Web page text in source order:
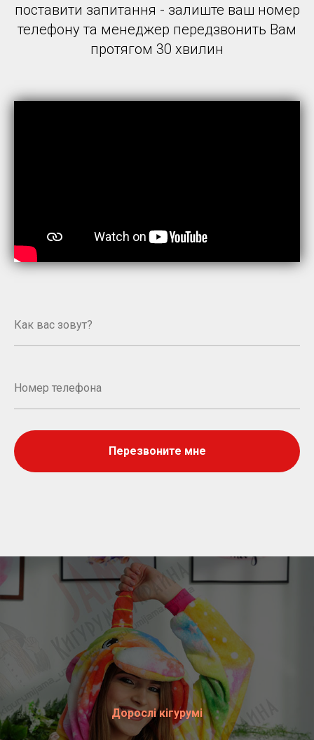
поставити запитання - залиште ваш номер
телефону та менеджер передзвонить Вам
протягом 30 хвилин
Перезвоните мне
Дорослі кігурумі